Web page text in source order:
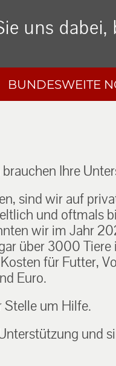
uns
BUNDESWEITE
Ihre
sind wir auf
und oftmals
wir im Jahr
über 3000
für Futter,
Euro.
Stelle um Hilfe.
und